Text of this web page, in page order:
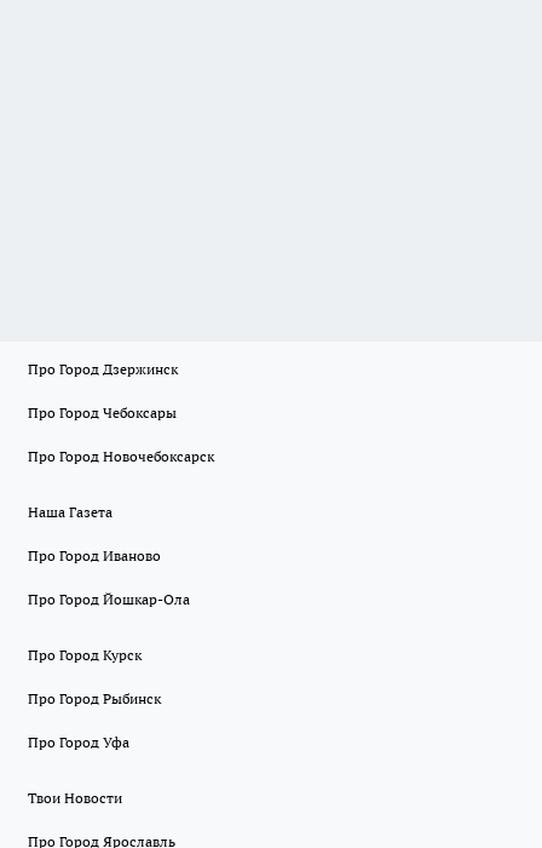
Про Город Дзержинск
Про Город Чебоксары
Про Город Новочебоксарск
Наша Газета
Про Город Иваново
Про Город Йошкар-Ола
Про Город Курск
Про Город Рыбинск
Про Город Уфа
Твои Новости
Про Город Ярославль